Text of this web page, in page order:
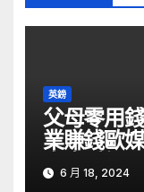
英鎊
父母零用
業賺錢歐
自由財經
6 月 18, 2024